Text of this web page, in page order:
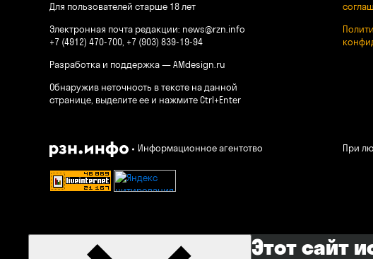
Для пользователей старше 18 лет
Электронная почта редакции: news@rzn.info
+7 (4912) 470-700, +7 (903) 839-19-94
Разработка и поддержка —AMdesign.ru
Обнаружив неточность в тексте на данной
странице, выделите ее и нажмите Ctrl+Enter
Информационное агентство При
Этот сайт